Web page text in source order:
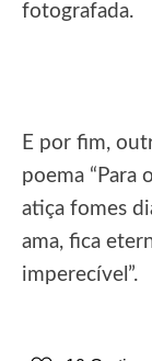
fotografada.
E por fim,
poema “Para
atiça fomes
ama, fica
imperecível”.